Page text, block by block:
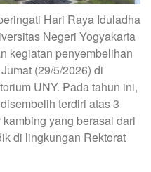
Hari Raya Iduladha
Negeri Yogyakarta
kegiatan penyembelihan
(29/5/2026) di
UNY. Pada tahun ini,
terdiri atas 3
yang berasal dari
di lingkungan Rektorat